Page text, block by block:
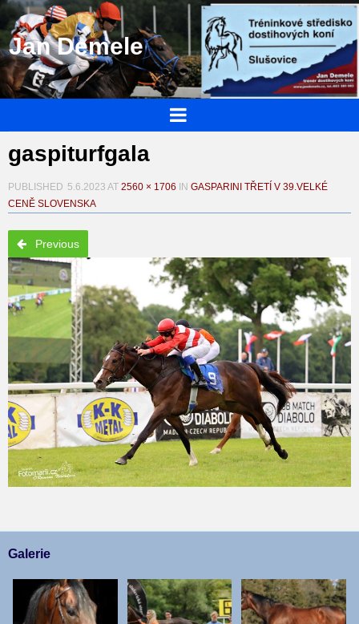
Jan Demele
gaspiturfgala
PUBLISHED 5.6.2023 AT 2560 × 1706 IN GASPARINI TŘETÍ V 39.VELKÉ
CENĚ SLOVENSKA
Previous
Galerie